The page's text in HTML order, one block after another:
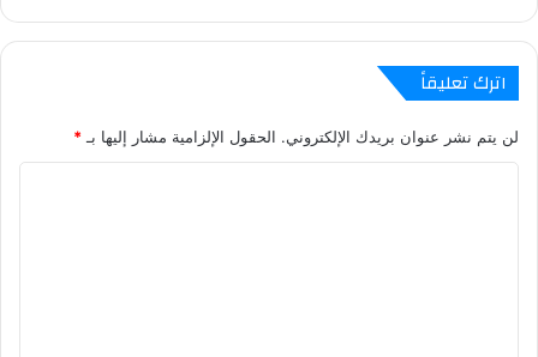
اترك تعليقاً
لن يتم نشر عنوان بريدك الإلكتروني. الحقول الإلزامية مشار إليها بـ *